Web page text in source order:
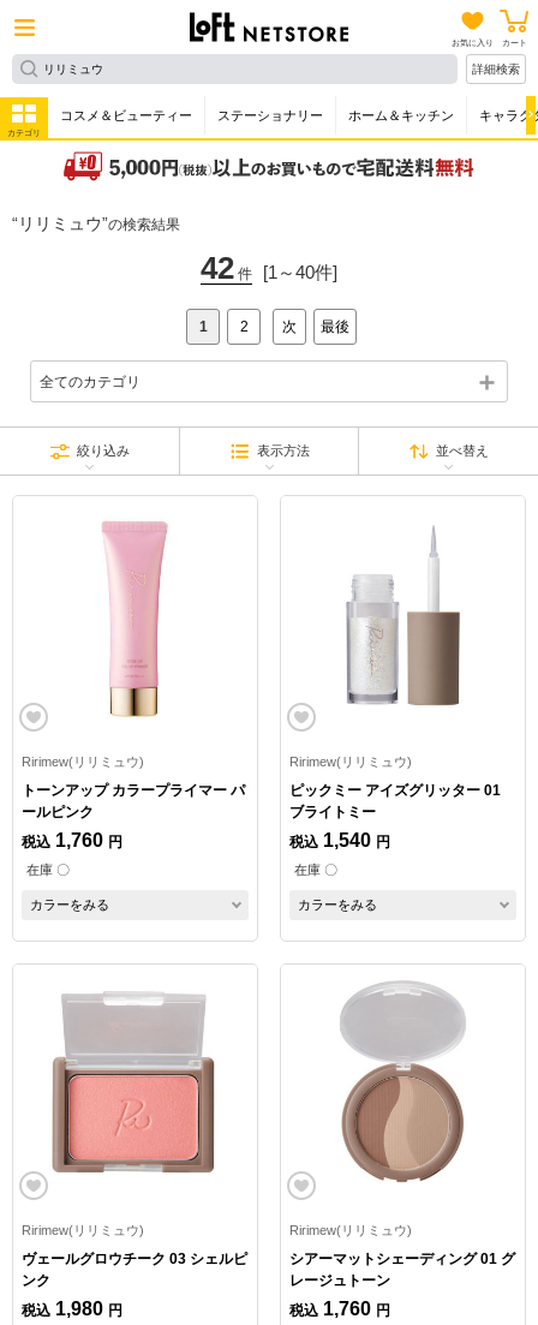
お気に入り カート
詳細検索
カテゴリ
コスメ＆ビューティー ステーショナリー ホーム＆キッチン キャラク
リリミュウ の検索結果
42 件 [1～40件]
1 2 次 最後
全てのカテゴリ
絞り込み 表示方法 並べ替え
Ririmew(リリミュウ)
トーンアップ カラープライマー パ
ールピンク
税込 1,760 円
在庫 〇
カラーをみる
Ririmew(リリミュウ)
ピックミー アイズグリッター 01
ブライトミー
税込 1,540 円
在庫 〇
カラーをみる
Ririmew(リリミュウ)
ヴェールグロウチーク 03 シェルピ
ンク
税込 1,980 円
Ririmew(リリミュウ)
シアーマットシェーディング 01 グ
レージュトーン
税込 1,760 円